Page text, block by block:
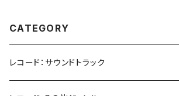
CATEGORY
レコード：サウンドトラック